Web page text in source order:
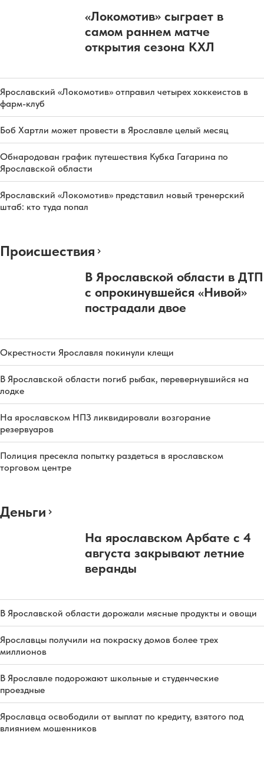
«Локомотив» сыграет в
самом раннем матче
открытия сезона КХЛ
Ярославский «Локомотив» отправил четырех хоккеистов в
фарм-клуб
Боб Хартли может провести в Ярославле целый месяц
Обнародован график путешествия Кубка Гагарина по
Ярославской области
Ярославский «Локомотив» представил новый тренерский
штаб: кто туда попал
Происшествия
В Ярославской области в ДТП
с опрокинувшейся «Нивой»
пострадали двое
Окрестности Ярославля покинули клещи
В Ярославской области погиб рыбак, перевернувшийся на
лодке
На ярославском НПЗ ликвидировали возгорание
резервуаров
Полиция пресекла попытку раздеться в ярославском
торговом центре
Деньги
На ярославском Арбате с 4
августа закрывают летние
веранды
В Ярославской области дорожали мясные продукты и овощи
Ярославцы получили на покраску домов более трех
миллионов
В Ярославле подорожают школьные и студенческие
проездные
Ярославца освободили от выплат по кредиту, взятого под
влиянием мошенников